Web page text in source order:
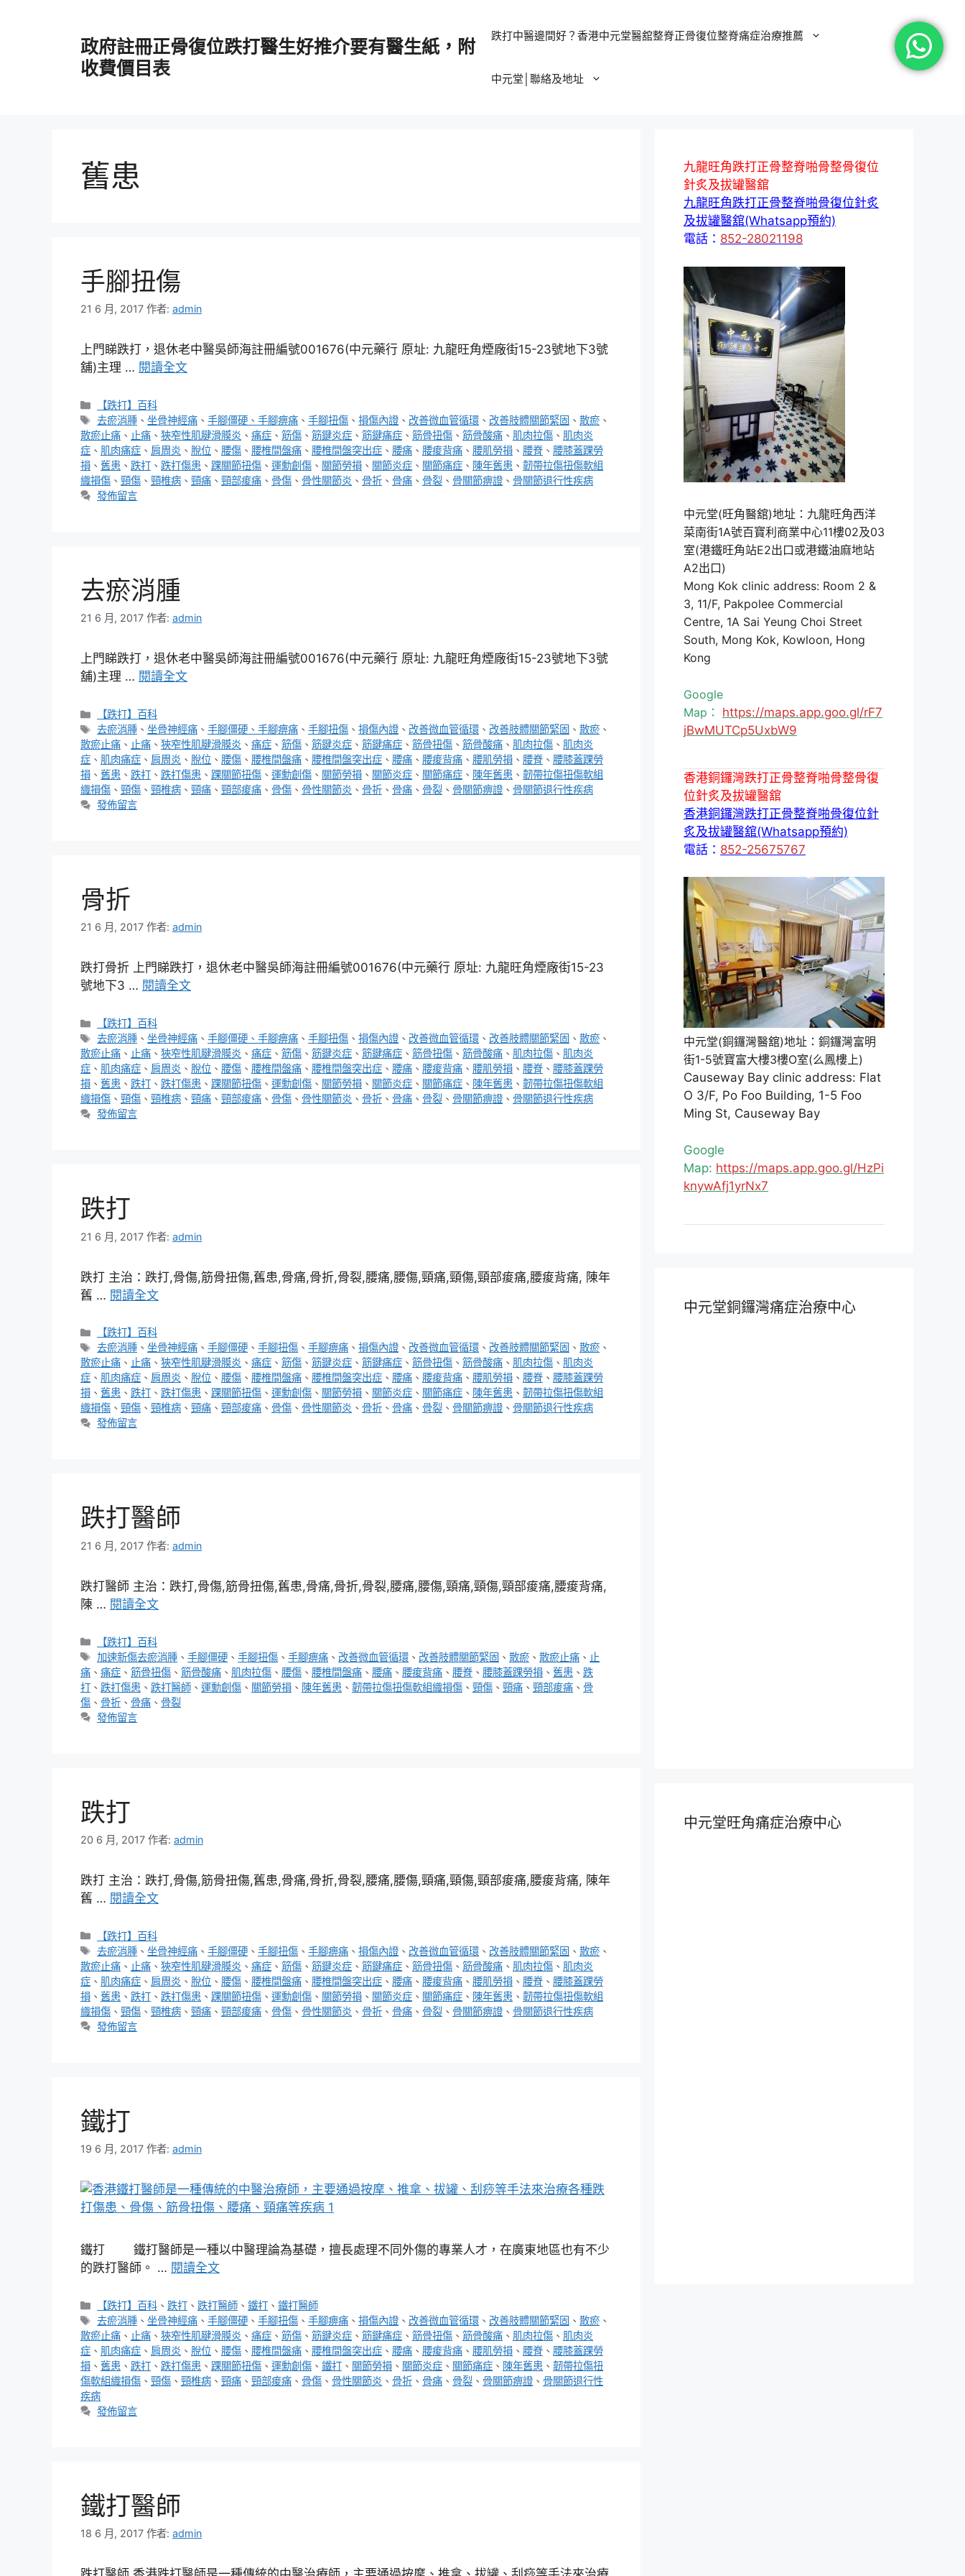
政府註冊正骨復位跌打醫生好推介要有醫生紙，附
收費價目表
跌打中醫邊間好？香港中元堂醫舘整脊正骨復位整脊痛症治療推薦
中元堂│聯絡及地址
舊患
手腳扭傷
21 6 月, 2017 作者: admin
上門睇跌打，退休老中醫吳師海註冊編號001676(中元藥行 原址: 九龍旺角煙廠街15-23號地下3號
舖)主理 … 閱讀全文
分
類
【跌打】百科
標
籤
去瘀消腫 、坐骨神經痛 、手腳僵硬、手腳痹痛 、手腳扭傷 、損傷內證 、 改善微血管循環 、 改善肢體關節緊固 、散瘀 、
散瘀止痛 、 止痛 、 狹窄性肌腱滑膜炎 、 痛症 、 筋傷 、 筋鍵炎症 、 筋鍵痛症 、 筋骨扭傷 、 筋骨酸痛 、 肌肉拉傷 、 肌肉炎
症 、 肌肉痛症 、 肩周炎 、 脫位 、 腰傷 、 腰椎間盤痛 、 腰椎間盤突出症 、 腰痛 、 腰痠背痛 、 腰肌勞損 、 腰脊 、 腰膝蓋踝勞
損 、 舊患 、 跌打 、 跌打傷患 、 踝關節扭傷 、 運勳創傷 、 關節勞損 、 關節炎症 、 關節痛症 、 陳年舊患 、 韌帶拉傷扭傷軟組
織損傷 、 頸傷 、 頸椎病 、 頸痛 、 頸部痠痛 、 骨傷 、 骨性關節炎 、 骨折 、 骨痛 、 骨裂 、 骨關節痹證 、 骨關節退行性疾病
發佈留言
去瘀消腫
21 6 月, 2017 作者: admin
上門睇跌打，退休老中醫吳師海註冊編號001676(中元藥行 原址: 九龍旺角煙廠街15-23號地下3號
舖)主理 … 閱讀全文
分
類
【跌打】百科
標
籤
去瘀消腫 、坐骨神經痛 、手腳僵硬、手腳痹痛 、手腳扭傷 、損傷內證 、 改善微血管循環 、 改善肢體關節緊固 、散瘀 、
散瘀止痛 、 止痛 、 狹窄性肌腱滑膜炎 、 痛症 、 筋傷 、 筋鍵炎症 、 筋鍵痛症 、 筋骨扭傷 、 筋骨酸痛 、 肌肉拉傷 、 肌肉炎
症 、 肌肉痛症 、 肩周炎 、 脫位 、 腰傷 、 腰椎間盤痛 、 腰椎間盤突出症 、 腰痛 、 腰痠背痛 、 腰肌勞損 、 腰脊 、 腰膝蓋踝勞
損 、 舊患 、 跌打 、 跌打傷患 、 踝關節扭傷 、 運勳創傷 、 關節勞損 、 關節炎症 、 關節痛症 、 陳年舊患 、 韌帶拉傷扭傷軟組
織損傷 、 頸傷 、 頸椎病 、 頸痛 、 頸部痠痛 、 骨傷 、 骨性關節炎 、 骨折 、 骨痛 、 骨裂 、 骨關節痹證 、 骨關節退行性疾病
發佈留言
骨折
21 6 月, 2017 作者: admin
跌打骨折 上門睇跌打，退休老中醫吳師海註冊編號001676(中元藥行 原址: 九龍旺角煙廠街15-23
號地下3 … 閱讀全文
分
類
【跌打】百科
標
籤
去瘀消腫 、坐骨神經痛 、手腳僵硬、手腳痹痛 、手腳扭傷 、損傷內證 、 改善微血管循環 、 改善肢體關節緊固 、散瘀 、
散瘀止痛 、 止痛 、 狹窄性肌腱滑膜炎 、 痛症 、 筋傷 、 筋鍵炎症 、 筋鍵痛症 、 筋骨扭傷 、 筋骨酸痛 、 肌肉拉傷 、 肌肉炎
症 、 肌肉痛症 、 肩周炎 、 脫位 、 腰傷 、 腰椎間盤痛 、 腰椎間盤突出症 、 腰痛 、 腰痠背痛 、 腰肌勞損 、 腰脊 、 腰膝蓋踝勞
損 、 舊患 、 跌打 、 跌打傷患 、 踝關節扭傷 、 運勳創傷 、 關節勞損 、 關節炎症 、 關節痛症 、 陳年舊患 、 韌帶拉傷扭傷軟組
織損傷 、 頸傷 、 頸椎病 、 頸痛 、 頸部痠痛 、 骨傷 、 骨性關節炎 、 骨折 、 骨痛 、 骨裂 、 骨關節痹證 、 骨關節退行性疾病
發佈留言
跌打
21 6 月, 2017 作者: admin
跌打 主治：跌打,骨傷,筋骨扭傷,舊患,骨痛,骨折,骨裂,腰痛,腰傷,頸痛,頸傷,頸部痠痛,腰痠背痛, 陳年
舊 … 閱讀全文
分
類
【跌打】百科
標
籤
去瘀消腫 、坐骨神經痛 、手腳僵硬 、手腳扭傷 、手腳痹痛 、損傷內證 、 改善微血管循環 、 改善肢體關節緊固 、散瘀 、
散瘀止痛 、 止痛 、 狹窄性肌腱滑膜炎 、 痛症 、 筋傷 、 筋鍵炎症 、 筋鍵痛症 、 筋骨扭傷 、 筋骨酸痛 、 肌肉拉傷 、 肌肉炎
症 、 肌肉痛症 、 肩周炎 、 脫位 、 腰傷 、 腰椎間盤痛 、 腰椎間盤突出症 、 腰痛 、 腰痠背痛 、 腰肌勞損 、 腰脊 、 腰膝蓋踝勞
損 、 舊患 、 跌打 、 跌打傷患 、 踝關節扭傷 、 運勳創傷 、 關節勞損 、 關節炎症 、 關節痛症 、 陳年舊患 、 韌帶拉傷扭傷軟組
織損傷 、 頸傷 、 頸椎病 、 頸痛 、 頸部痠痛 、 骨傷 、 骨性關節炎 、 骨折 、 骨痛 、 骨裂 、 骨關節痹證 、 骨關節退行性疾病
發佈留言
跌打醫師
21 6 月, 2017 作者: admin
跌打醫師 主治：跌打,骨傷,筋骨扭傷,舊患,骨痛,骨折,骨裂,腰痛,腰傷,頸痛,頸傷,頸部痠痛,腰痠背痛,
陳 … 閱讀全文
分
類
【跌打】百科
標
籤
加速新傷去瘀消腫 、手腳僵硬 、手腳扭傷 、手腳痹痛 、 改善微血管循環 、 改善肢體關節緊固 、散瘀 、散瘀止痛 、 止
痛 、 痛症 、 筋骨扭傷 、 筋骨酸痛 、 肌肉拉傷 、 腰傷 、 腰椎間盤痛 、 腰痛 、 腰痠背痛 、 腰脊 、 腰膝蓋踝勞損 、 舊患 、 跌
打 、 跌打傷患 、 跌打醫師 、 運勳創傷 、 關節勞損 、 陳年舊患 、 韌帶拉傷扭傷軟組織損傷 、 頸傷 、 頸痛 、 頸部痠痛 、 骨
傷 、 骨折 、 骨痛 、 骨裂
發佈留言
跌打
20 6 月, 2017 作者: admin
跌打 主治：跌打,骨傷,筋骨扭傷,舊患,骨痛,骨折,骨裂,腰痛,腰傷,頸痛,頸傷,頸部痠痛,腰痠背痛, 陳年
舊 … 閱讀全文
分
類
【跌打】百科
標
籤
去瘀消腫 、坐骨神經痛 、手腳僵硬 、手腳扭傷 、手腳痹痛 、損傷內證 、 改善微血管循環 、 改善肢體關節緊固 、散瘀 、
散瘀止痛 、 止痛 、 狹窄性肌腱滑膜炎 、 痛症 、 筋傷 、 筋鍵炎症 、 筋鍵痛症 、 筋骨扭傷 、 筋骨酸痛 、 肌肉拉傷 、 肌肉炎
症 、 肌肉痛症 、 肩周炎 、 脫位 、 腰傷 、 腰椎間盤痛 、 腰椎間盤突出症 、 腰痛 、 腰痠背痛 、 腰肌勞損 、 腰脊 、 腰膝蓋踝勞
損 、 舊患 、 跌打 、 跌打傷患 、 踝關節扭傷 、 運勳創傷 、 關節勞損 、 關節炎症 、 關節痛症 、 陳年舊患 、 韌帶拉傷扭傷軟組
織損傷 、 頸傷 、 頸椎病 、 頸痛 、 頸部痠痛 、 骨傷 、 骨性關節炎 、 骨折 、 骨痛 、 骨裂 、 骨關節痹證 、 骨關節退行性疾病
發佈留言
鐵打
19 6 月, 2017 作者: admin
鐵打 鐵打醫師是一種以中醫理論為基礎，擅長處理不同外傷的專業人才，在廣東地區也有不少
的跌打醫師。 … 閱讀全文
分
類
【跌打】百科 、 跌打 、 跌打醫師 、鐵打 、鐵打醫師
標
籤
去瘀消腫 、坐骨神經痛 、手腳僵硬 、手腳扭傷 、手腳痹痛 、損傷內證 、 改善微血管循環 、 改善肢體關節緊固 、散瘀 、
散瘀止痛 、 止痛 、 狹窄性肌腱滑膜炎 、 痛症 、 筋傷 、 筋鍵炎症 、 筋鍵痛症 、 筋骨扭傷 、 筋骨酸痛 、 肌肉拉傷 、 肌肉炎
症 、 肌肉痛症 、 肩周炎 、 脫位 、 腰傷 、 腰椎間盤痛 、 腰椎間盤突出症 、 腰痛 、 腰痠背痛 、 腰肌勞損 、 腰脊 、 腰膝蓋踝勞
損 、 舊患 、 跌打 、 跌打傷患 、 踝關節扭傷 、 運勳創傷 、 鐵打 、 關節勞損 、 關節炎症 、 關節痛症 、 陳年舊患 、 韌帶拉傷扭
傷軟組織損傷 、 頸傷 、 頸椎病 、 頸痛 、 頸部痠痛 、 骨傷 、 骨性關節炎 、 骨折 、 骨痛 、 骨裂 、 骨關節痹證 、 骨關節退行性
疾病
發佈留言
鐵打醫師
18 6 月, 2017 作者: admin
九龍旺角跌打正骨整脊啪骨整骨復位
針炙及拔罐醫舘
九龍旺角跌打正骨整脊啪骨復位針炙
及拔罐醫舘(Whatsapp預約)
電話： 852-28021198
中元堂(旺角醫舘)地址：九龍旺角西洋
菜南街1A號百寶利商業中心11樓02及03
室(港鐵旺角站E2出口或港鐵油麻地站
A2出口)
Mong Kok clinic address: Room 2 &
3, 11/F, Pakpolee Commercial
Centre, 1A Sai Yeung Choi Street
South, Mong Kok, Kowloon, Hong
Kong
Google
Map： https://maps.app.goo.gl/rF7
jBwMUTCp5UxbW9
香港銅鑼灣跌打正骨整脊啪骨整骨復
位針炙及拔罐醫舘
香港銅鑼灣跌打正骨整脊啪骨復位針
炙及拔罐醫舘(Whatsapp預約)
電話： 852-25675767
中元堂(銅鑼灣醫舘)地址：銅鑼灣富明
街1-5號寶富大樓3樓O室(么鳳樓上)
Causeway Bay clinic address: Flat
O 3/F, Po Foo Building, 1-5 Foo
Ming St, Causeway Bay
Google
Map: https://maps.app.goo.gl/HzPi
knywAfj1yrNx7
中元堂銅鑼灣痛症治療中心
中元堂旺角痛症治療中心